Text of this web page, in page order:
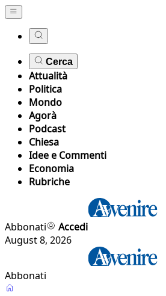
Cerca
Attualità
Politica
Mondo
Agorà
Podcast
Chiesa
Idee e Commenti
Economia
Rubriche
Abbonati
Accedi
August 8, 2026
Abbonati